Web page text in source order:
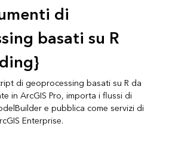
di
basati su R
di geoprocessing basati su R da
in ArcGIS Pro, importa i flussi di
e pubblica come servizi di
Enterprise.